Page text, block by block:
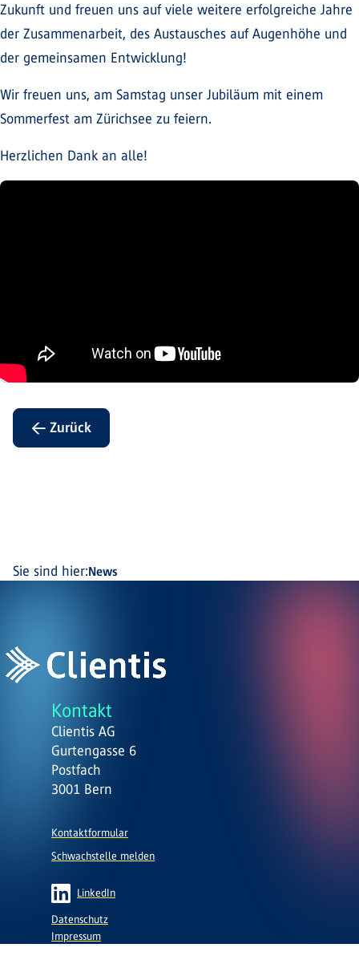
Zukunft und freuen uns auf viele weitere erfolgreiche Jahre
der Zusammenarbeit, des Austausches auf Augenhöhe und
der gemeinsamen Entwicklung!
Wir freuen uns, am Samstag unser Jubiläum mit einem
Sommerfest am Zürichsee zu feiern.
Herzlichen Dank an alle!
← Zurück
Sie sind hier:News
Kontakt
Clientis AG
Gurtengasse 6
Postfach
3001 Bern
Kontaktformular
Schwachstelle melden
LinkedIn
Datenschutz
Impressum